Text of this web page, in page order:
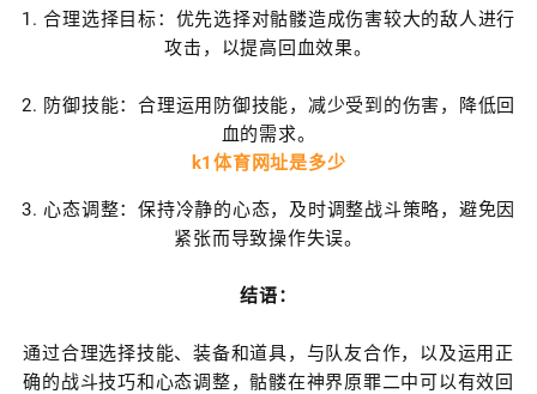
1. 合理选择目标：优先选择对骷髅造成伤害较大的敌人进行
攻击，以提高回血效果。
2. 防御技能：合理运用防御技能，减少受到的伤害，降低回
血的需求。
k1体育网址是多少
3. 心态调整：保持冷静的心态，及时调整战斗策略，避免因
紧张而导致操作失误。
结语：
通过合理选择技能、装备和道具，与队友合作，以及运用正
确的战斗技巧和心态调整，骷髅在神界原罪二中可以有效回